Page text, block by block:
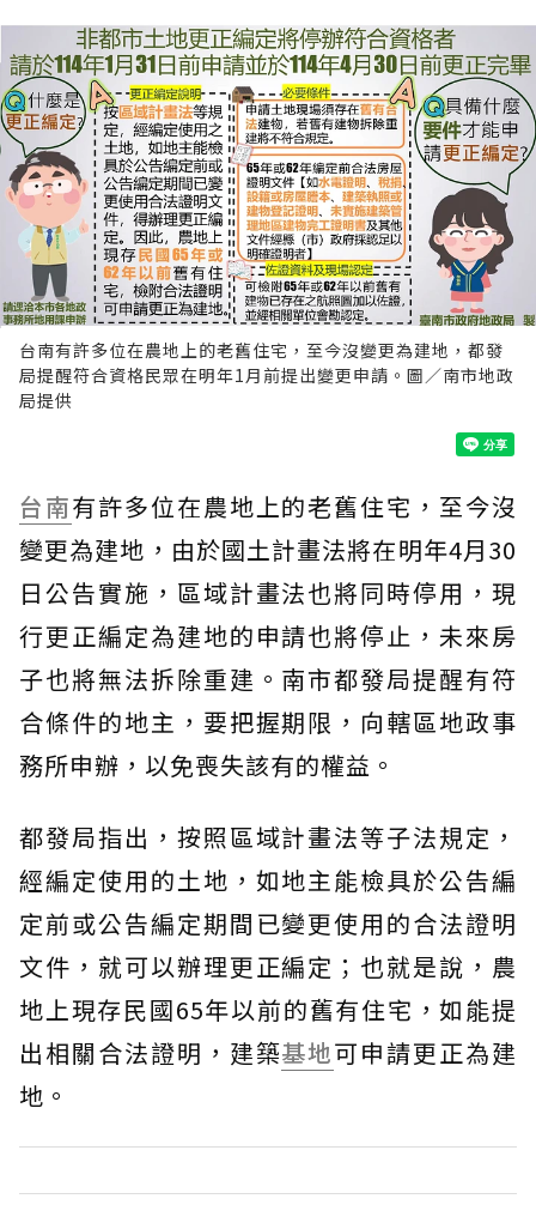
台南有許多位在農地上的老舊住宅，至今沒變更為建地，都發
局提醒符合資格民眾在明年1月前提出變更申請。圖／南市地政
局提供
台南有許多位在農地上的老舊住宅，至今沒
變更為建地，由於國土計畫法將在明年4月30
日公告實施，區域計畫法也將同時停用，現
行更正編定為建地的申請也將停止，未來房
子也將無法拆除重建。南市都發局提醒有符
合條件的地主，要把握期限，向轄區地政事
務所申辦，以免喪失該有的權益。
都發局指出，按照區域計畫法等子法規定，
經編定使用的土地，如地主能檢具於公告編
定前或公告編定期間已變更使用的合法證明
文件，就可以辦理更正編定；也就是說，農
地上現存民國65年以前的舊有住宅，如能提
出相關合法證明，建築基地可申請更正為建
地。